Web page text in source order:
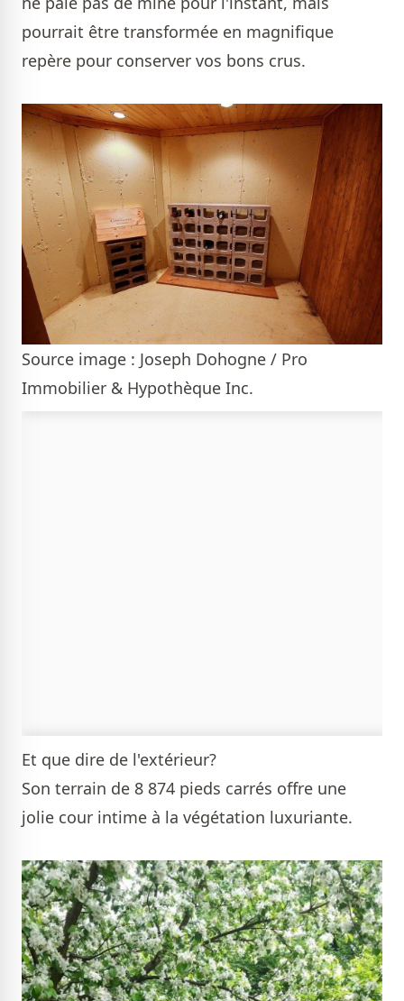
pourrait être transformée en magnifique
repère pour conserver vos bons crus.
Source image : Joseph Dohogne / Pro
Immobilier & Hypothèque Inc.
Et que dire de l'extérieur?
Son terrain de 8 874 pieds carrés offre une
jolie cour intime à la végétation luxuriante.